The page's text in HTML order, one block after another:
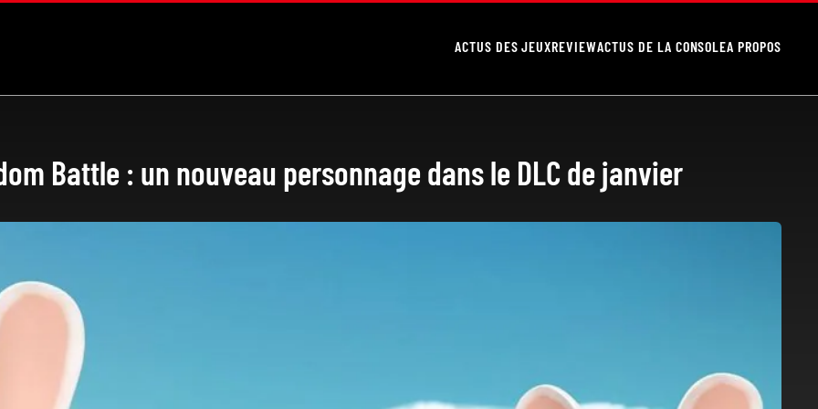
ACTUS DES JEUXREVIEWACTUS DE LA CONSOLEA PROPOS
Battle : un nouveau personnage dans le DLC de janvier